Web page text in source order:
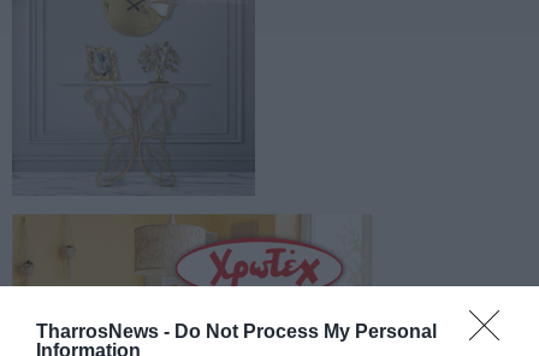
TharrosNews - Do Not Process My Personal
Information